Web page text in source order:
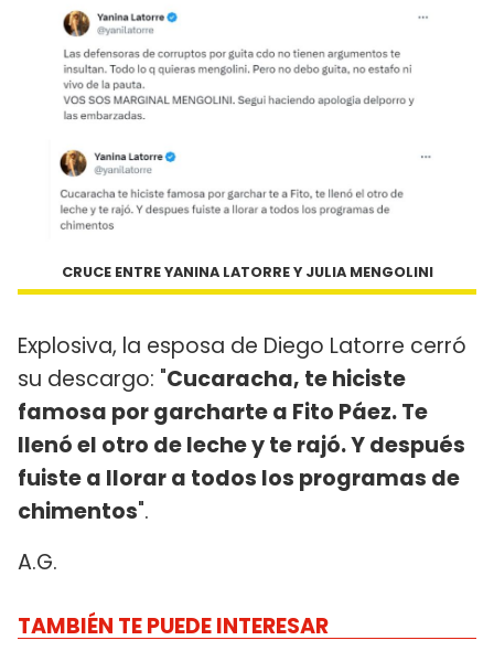
CRUCE ENTRE YANINA LATORRE Y JULIA MENGOLINI
Explosiva, la esposa de Diego Latorre cerró
su descargo: "Cucaracha, te hiciste
famosa por garcharte a Fito Páez. Te
llenó el otro de leche y te rajó. Y después
fuiste a llorar a todos los programas de
chimentos".
A.G.
TAMBIÉN TE PUEDE INTERESAR